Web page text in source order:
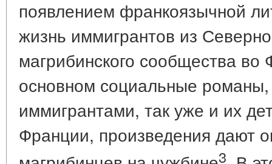
появлением франкоязычной
жизнь иммигрантов из
магрибинского сообщества во
основном социальные
иммигрантами, так уже и их
Франции, произведения дают
3